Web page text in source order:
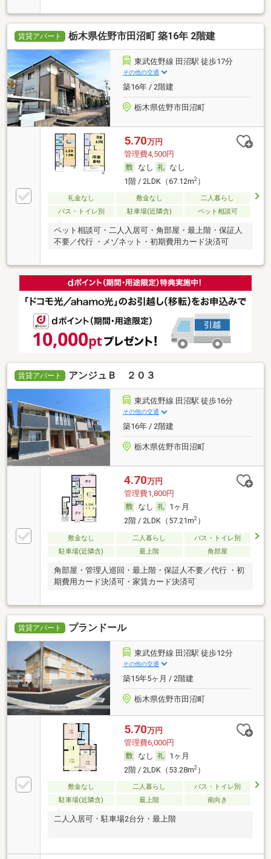
賃貸アパート 栃木県佐野市田沼町 築16年 2階建
東武佐野線 田沼駅 徒歩17分
その他の交通
築16年 / 2階建
栃木県佐野市田沼町
5.70万円
管理費4,500円
なし
なし
1階 / 2LDK（67.12m2）
礼金なし 敷金なし
二人暮らし
バス・トイレ別
駐車場(近隣含) ペット相談可
ペット相談可・二人入居可・角部屋・最上階・保証人
不要／代行 ・メゾネット・初期費用カード決済可
賃貸アパート アンジュＢ ２０３
東武佐野線 田沼駅 徒歩16分
その他の交通
築16年 / 2階建
栃木県佐野市田沼町
4.70万円
管理費1,800円
なし
1ヶ月
2階 / 2LDK（57.21m2）
敷金なし 二人暮らし
バス・トイレ別
駐車場(近隣含)
最上階 角部屋
角部屋・管理人巡回・最上階・保証人不要／代行 ・初
期費用カード決済可・家賃カード決済可
賃貸アパート プランドール
東武佐野線 田沼駅 徒歩12分
その他の交通
築15年5ヶ月 / 2階建
栃木県佐野市田沼町
5.70万円
管理費6,000円
なし
1ヶ月
2階 / 2LDK（53.28m2）
敷金なし 二人暮らし
バス・トイレ別
駐車場(近隣含)
最上階 南向き
二人入居可・駐車場2台分・最上階